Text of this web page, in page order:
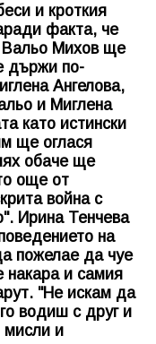
и кроткия
факта, че
Вальо Михов ще
държи по-
Ангелова,
и Миглена
като истински
ще оглася
обаче ще
още от
война с
Ирина Тенчева
на
пожелае да чуе
накара и самия
"Не искам да
водиш с друг и
мисли и